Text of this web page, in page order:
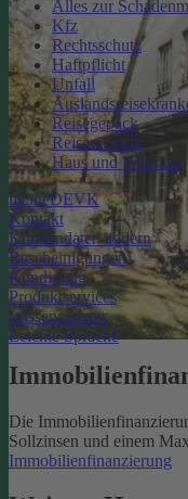
Alles zur
Kfz
Rechtsschutz
Haftpflicht
Unfall
Reisegepäck
Reiserücktritt
Haus und Wohnen
meineDEVK
Kontakt
Kundendaten ändern
Bescheinigungen
Kündigung
Produktservices
Wissenswertes
Leichte Sprache
Die
Sollzinsen und einem
Immobilienfinanzierung